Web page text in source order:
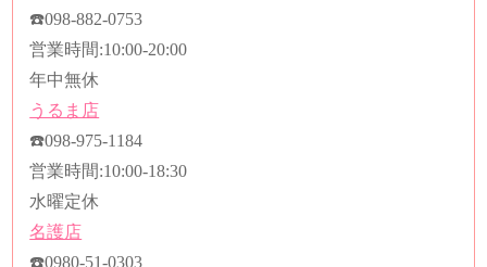
☎️098-882-0753
営業時間:10:00-20:00
年中無休
うるま店
☎️098-975-1184
営業時間:10:00-18:30
水曜定休
名護店
☎️0980-51-0303